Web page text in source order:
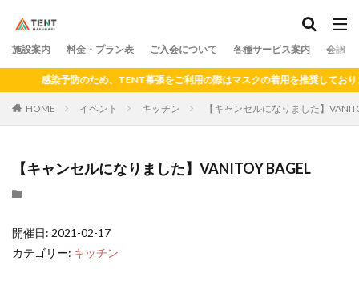
施設案内 料金・プラン表 ご入会について 各種サービス案内 会議室
感染予防のため、TENT幕張をご利用の際はマスクの着用を推奨しておりま
HOME イベント キッチン 【キャンセルになりました】
【キャンセルになりました】VANITOY BAGEL
開催日: 2021-02-17
カテゴリー: キッチン
カテゴリー